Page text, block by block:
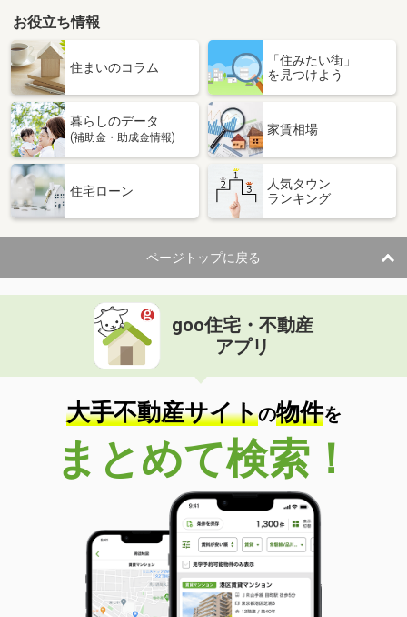
お役立ち情報
住まいのコラム
「住みたい街」
を見つけよう
暮らしのデータ
(補助金・助成金情報)
家賃相場
住宅ローン
人気タウン
ランキング
ページトップに戻る
goo住宅・不動産
アプリ
大手不動産サイトの物件を
まとめて検索！